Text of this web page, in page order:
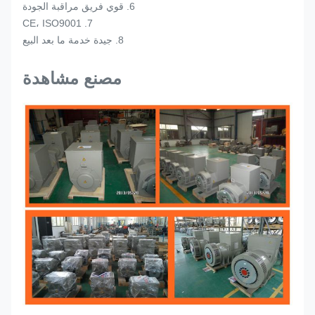
6. قوي فريق مراقبة الجودة
7. CE، ISO9001
8. جيدة خدمة ما بعد البيع
مصنع مشاهدة